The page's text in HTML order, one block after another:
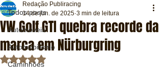
Todos posts
Automóveis
Automobilismo
Caminhões
VW Golf GTI quebra recorde da
marca em Nürburgring
Redação Publiracing
14 de jun. de 2025 3 min de leitura
Avaliado com NaN de 5 estrelas.